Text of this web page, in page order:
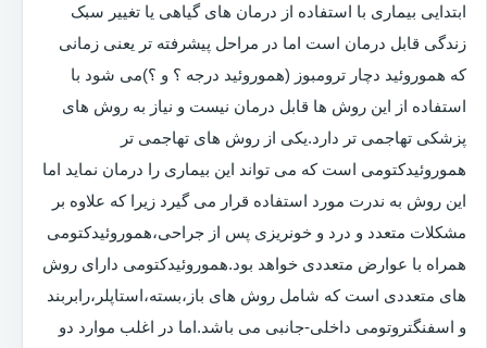
ابتدایی بیماری با استفاده از درمان های گیاهی یا تغییر سبک
زندگی قابل درمان است اما در مراحل پیشرفته تر یعنی زمانی
که هموروئید دچار ترومبوز (هموروئید درجه ؟ و ؟)می شود با
استفاده از این روش ها قابل درمان نیست و نیاز به روش های
پزشکی تهاجمی تر دارد.یکی از روش های تهاجمی تر
هموروئیدکتومی است که می تواند این بیماری را درمان نماید اما
این روش به ندرت مورد استفاده قرار می گیرد زیرا که علاوه بر
مشکلات متعدد و درد و خونریزی پس از جراحی،هموروئیدکتومی
همراه با عوارض متعددی خواهد بود.هموروئیدکتومی دارای روش
های متعددی است که شامل روش های باز،بسته،استاپلر،رابربند
و اسفنگتروتومی داخلی-جانبی می باشد.اما در اغلب موارد دو